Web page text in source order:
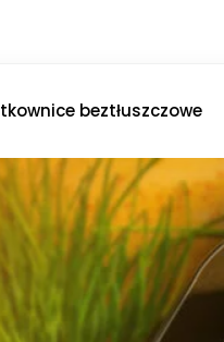
beztłuszczowe